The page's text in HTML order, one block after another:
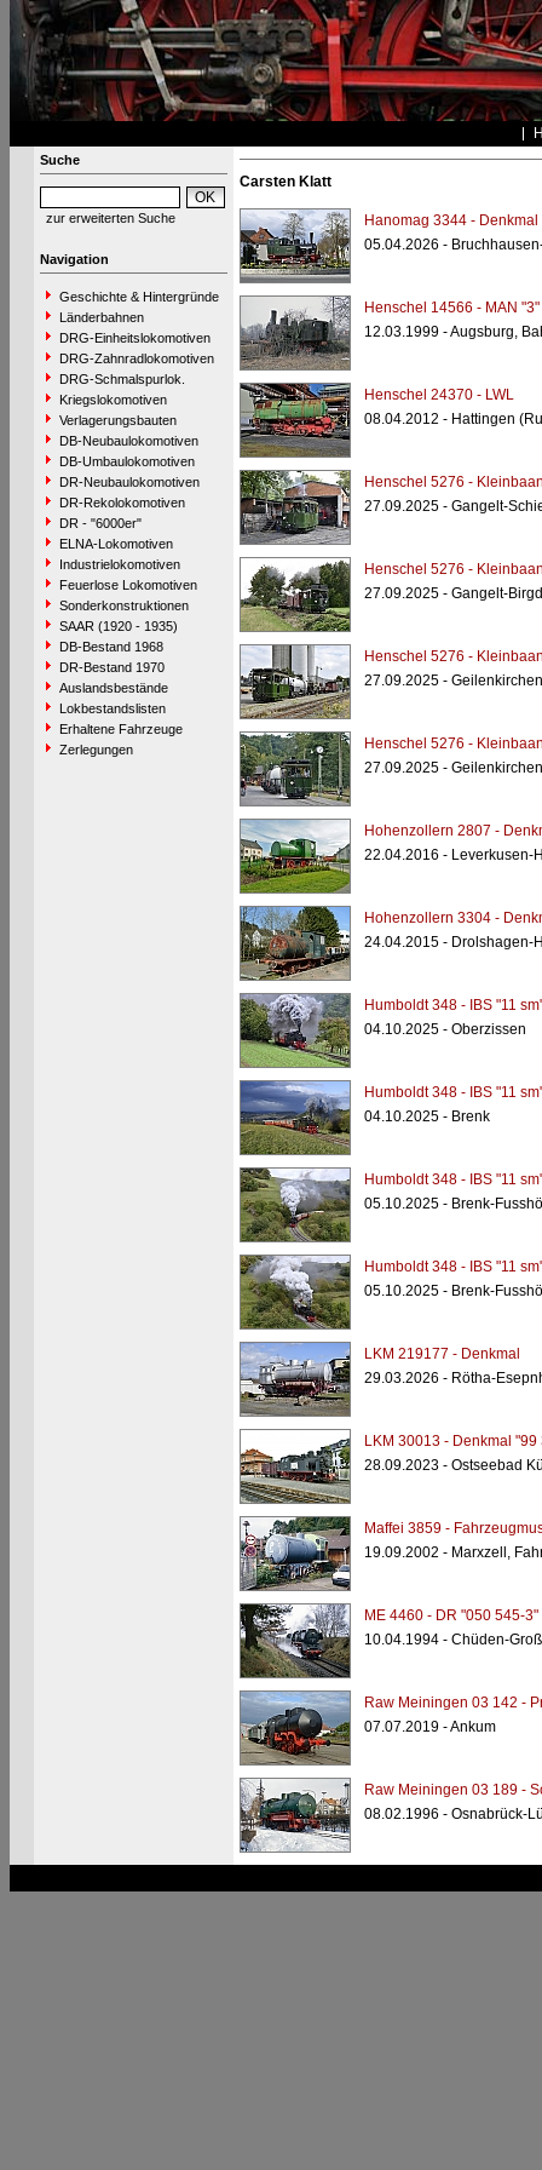
Suche
zur erweiterten Suche
Navigation
Geschichte & Hintergründe
Länderbahnen
DRG-Einheitslokomotiven
DRG-Zahnradlokomotiven
DRG-Schmalspurlok.
Kriegslokomotiven
Verlagerungsbauten
DB-Neubaulokomotiven
DB-Umbaulokomotiven
DR-Neubaulokomotiven
DR-Rekolokomotiven
DR - "6000er"
ELNA-Lokomotiven
Industrielokomotiven
Feuerlose Lokomotiven
Sonderkonstruktionen
SAAR (1920 - 1935)
DB-Bestand 1968
DR-Bestand 1970
Auslandsbestände
Lokbestandslisten
Erhaltene Fahrzeuge
Zerlegungen
Carsten Klatt
Hanomag 3344 - Denkmal
05.04.2026 -
Henschel 14566 - MAN "3"
12.03.1999 - Augsburg,
Henschel 24370 - LWL
08.04.2012 - Hattingen
Henschel 5276 -
27.09.2025 - Gangelt-
Henschel 5276 -
27.09.2025 - Gangelt-
Henschel 5276 -
27.09.2025 -
Henschel 5276 -
27.09.2025 -
Hohenzollern 2807 -
22.04.2016 - Leverkusen-
Hohenzollern 3304 -
24.04.2015 - Drolshagen-
Humboldt 348 - IBS "11
04.10.2025 - Oberzissen
Humboldt 348 - IBS "11
04.10.2025 - Brenk
Humboldt 348 - IBS "11
05.10.2025 - Brenk-
Humboldt 348 - IBS "11
05.10.2025 - Brenk-
LKM 219177 - Denkmal
29.03.2026 - Rötha-
LKM 30013 - Denkmal "99
28.09.2023 - Ostseebad
Maffei 3859 -
19.09.2002 - Marxzell,
ME 4460 - DR "050 545-3"
10.04.1994 - Chüden-
Raw Meiningen 03 142 -
07.07.2019 - Ankum
Raw Meiningen 03 189 -
08.02.1996 - Osnabrück-